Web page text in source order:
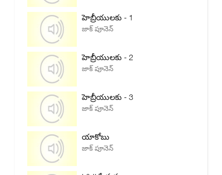
హెబ్రీయులకు - 1
జాక్ పూనెన్
హెబ్రీయులకు - 2
జాక్ పూనెన్
హెబ్రీయులకు - 3
జాక్ పూనెన్
యాకోబు
జాక్ పూనెన్